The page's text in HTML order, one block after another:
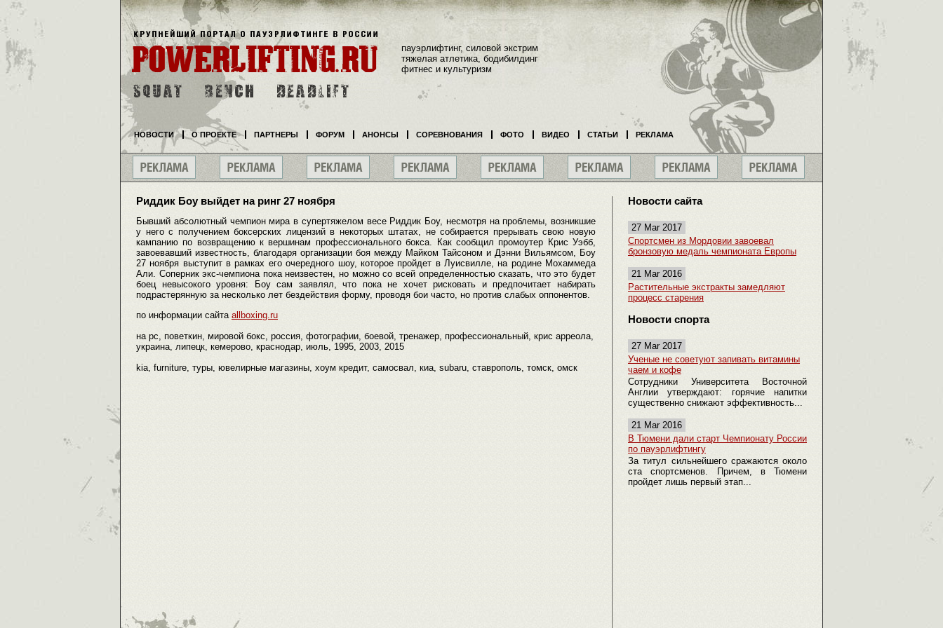
Риддик Боу выйдет на ринг 27 ноября
Бывший абсолютный чемпион мира в супертяжелом весе Риддик Боу, несмотря на проблемы, возникшие
у него с получением боксерских лицензий в некоторых штатах, не собирается прерывать свою новую
кампанию по возвращению к вершинам профессионального бокса. Как сообщил промоутер Крис Уэбб,
завоевавший известность, благодаря организации боя между Майком Тайсоном и Дэнни Вильямсом, Боу
27 ноября выступит в рамках его очередного шоу, которое пройдет в Луисвилле, на родине Мохаммеда
Али. Соперник экс-чемпиона пока неизвестен, но можно со всей определенностью сказать, что это будет
боец невысокого уровня: Боу сам заявлял, что пока не хочет рисковать и предпочитает набирать
подрастерянную за несколько лет бездействия форму, проводя бои часто, но против слабых оппонентов.
по информации сайта allboxing.ru
на pc, поветкин, мировой бокс, россия, фотографии, боевой, тренажер, профессиональный, крис арреола,
украина, липецк, кемерово, краснодар, июль, 1995, 2003, 2015
kia, furniture, туры, ювелирные магазины, хоум кредит, самосвал, киа, subaru, ставрополь, томск, омск
Новости сайта
27 Mar 2017
Спортсмен из Мордовии завоевал
бронзовую медаль чемпионата Европы
21 Mar 2016
Растительные экстракты замедляют
процесс старения
Новости спорта
27 Mar 2017
Ученые не советуют запивать витамины
чаем и кофе
Сотрудники Университета Восточной
Англии утверждают: горячие напитки
существенно снижают эффективность...
21 Mar 2016
В Тюмени дали старт Чемпионату России
по пауэрлифтингу
За титул сильнейшего сражаются около
ста спортсменов. Причем, в Тюмени
пройдет лишь первый этап...
пауэрлифтинг, силовой экстрим
тяжелая атлетика, бодибилдинг
фитнес и культуризм
НОВОСТИ О ПРОЕКТЕ ПАРТНЕРЫ ФОРУМ АНОНСЫ СОРЕВНОВАНИЯ ФОТО ВИДЕО СТАТЬИ РЕКЛАМА